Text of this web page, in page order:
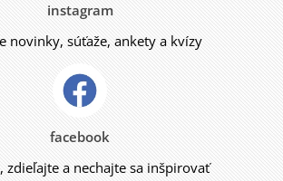
instagram
novinky, súťaže, ankety a kvízy
facebook
zdieľajte a nechajte sa inšpirovať